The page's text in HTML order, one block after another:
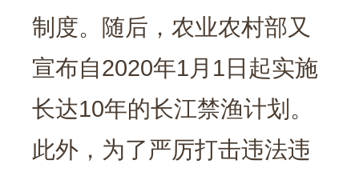
制度。随后，农业农村部又
宣布自2020年1月1日起实施
长达10年的长江禁渔计划。
此外，为了严厉打击违法违